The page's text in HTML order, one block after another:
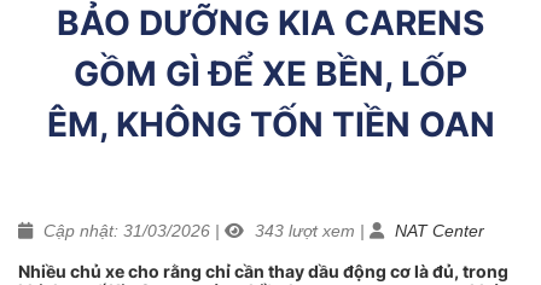
BẢO DƯỠNG KIA CARENS
GỒM GÌ ĐỂ XE BỀN, LỐP
ÊM, KHÔNG TỐN TIỀN OAN
Cập nhật: 31/03/2026 | 343 lượt xem | NAT Center
Nhiều chủ xe cho rằng chỉ cần thay dầu động cơ là đủ, trong